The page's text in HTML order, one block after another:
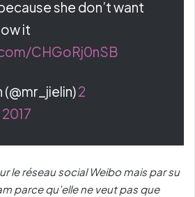
she don’t want
it
CHGoRj0nSB
2
le réseau social Weibo mais par su
parce qu’elle ne veut pas que